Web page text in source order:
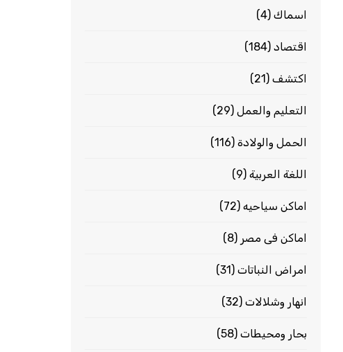
اسماك (4)
اقتصاد (184)
اكتشف (21)
التعليم والعمل (29)
الحمل والولادة (116)
اللغة العربية (9)
اماكن سياحيه (72)
اماكن فى مصر (8)
امراض النباتات (31)
انهار وشلالات (32)
بحار ومحيطات (58)